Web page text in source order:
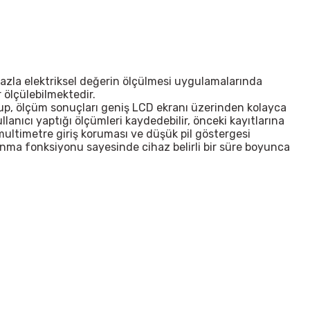
elektriksel değerin ölçülmesi uygulamalarında
ölçülebilmektedir.
ölçüm sonuçları geniş LCD ekranı üzerinden kolayca
yaptığı ölçümleri kaydedebilir, önceki kayıtlarına
giriş koruması ve düşük pil göstergesi
fonksiyonu sayesinde cihaz belirli bir süre boyunca